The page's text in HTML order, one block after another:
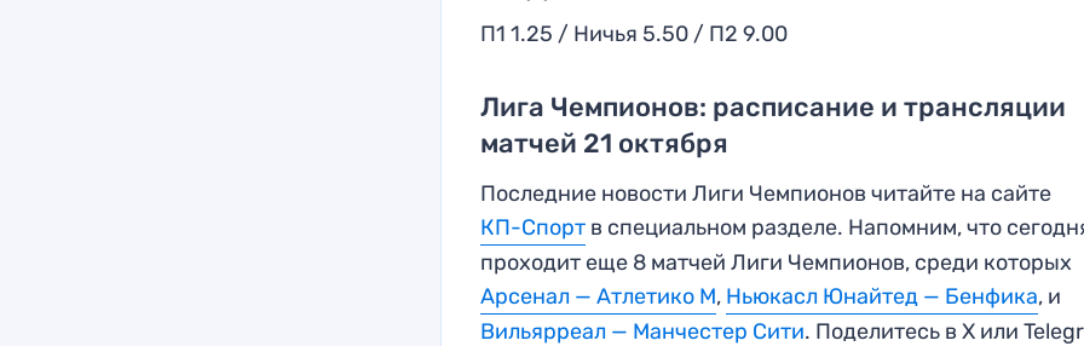
П1 1.25 / Ничья 5.50 / П2 9.00
Лига Чемпионов: расписание и трансляции
матчей 21 октября
Последние новости Лиги Чемпионов читайте на сайте
КП-Спорт в специальном разделе. Напомним, что
проходит еще 8 матчей Лиги Чемпионов, среди которых
Арсенал — Атлетико М, Ньюкасл Юнайтед — Бенфика, и
Вильярреал — Манчестер Сити. Поделитесь в X или